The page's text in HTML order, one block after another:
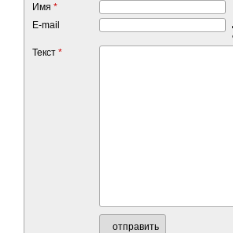
Имя *
E-mail
Текст *
отправить